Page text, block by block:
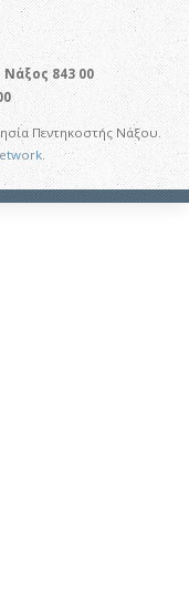
843 00
Πεντηκοστής Νάξου.
.